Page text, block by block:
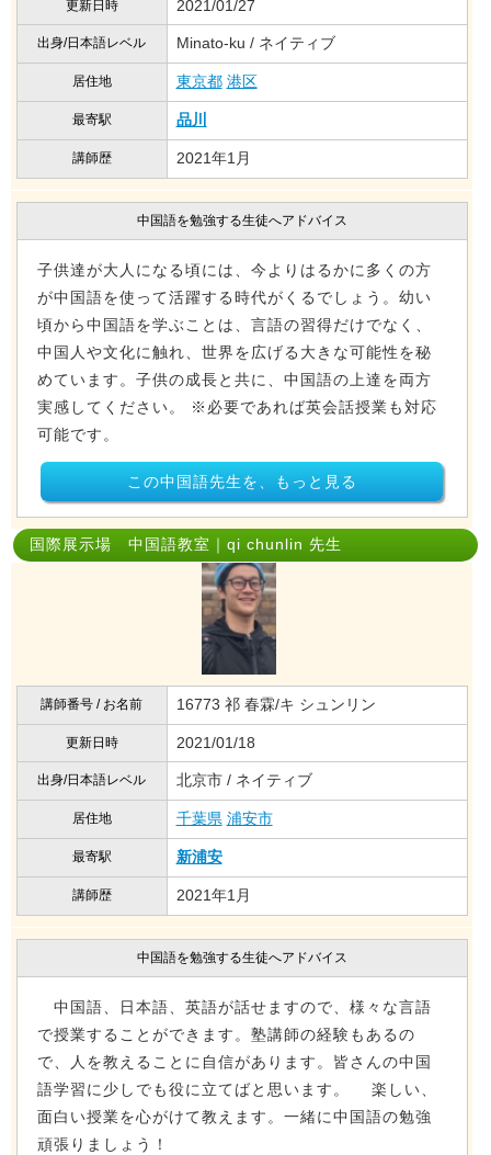
更新日時 2021/01/27
出身/日本語レベル Minato-ku / ネイティブ
居住地 東京都 港区
最寄駅 品川
講師歴 2021年1月
中国語を勉強する生徒へアドバイス
子供達が大人になる頃には、今よりはるかに多くの方
が中国語を使って活躍する時代がくるでしょう。幼い
頃から中国語を学ぶことは、言語の習得だけでなく、
中国人や文化に触れ、世界を広げる大きな可能性を秘
めています。子供の成長と共に、中国語の上達を両方
実感してください。 ※必要であれば英会話授業も対応
可能です。
この中国語先生を、もっと見る
国際展示場 中国語教室｜qi chunlin 先生
講師番号 / お名前 16773 祁 春霖/キ シュンリン
更新日時 2021/01/18
出身/日本語レベル 北京市 / ネイティブ
居住地 千葉県 浦安市
最寄駅 新浦安
講師歴 2021年1月
中国語を勉強する生徒へアドバイス
中国語、日本語、英語が話せますので、様々な言語
で授業することができます。塾講師の経験もあるの
で、人を教えることに自信があります。皆さんの中国
語学習に少しでも役に立てばと思います。 楽しい、
面白い授業を心がけて教えます。一緒に中国語の勉強
頑張りましょう！